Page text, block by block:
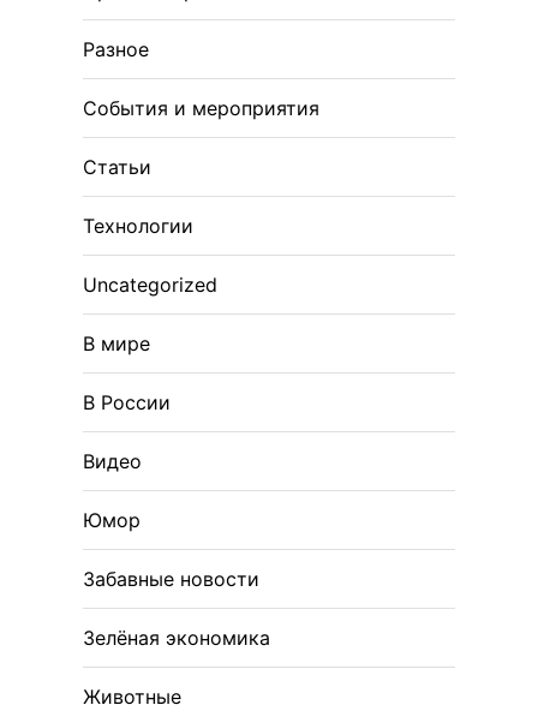
Разное
События и мероприятия
Статьи
Технологии
Uncategorized
В мире
В России
Видео
Юмор
Забавные новости
Зелёная экономика
Животные